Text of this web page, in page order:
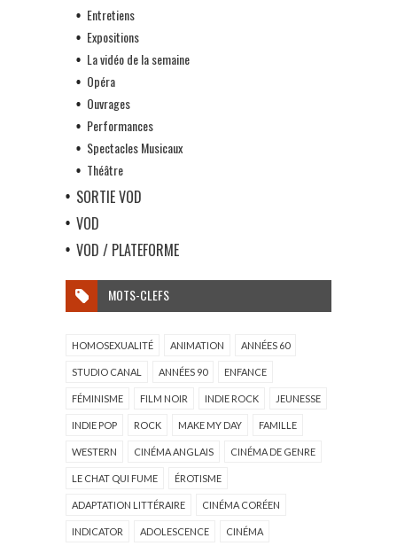
Entretiens
Expositions
La vidéo de la semaine
Opéra
Ouvrages
Performances
Spectacles Musicaux
Théâtre
SORTIE VOD
VOD
VOD / PLATEFORME
MOTS-CLEFS
HOMOSEXUALITÉ ANIMATION ANNÉES 60
STUDIO CANAL ANNÉES 90 ENFANCE
FÉMINISME FILM NOIR INDIE ROCK JEUNESSE
INDIE POP ROCK MAKE MY DAY FAMILLE
WESTERN CINÉMA ANGLAIS CINÉMA DE GENRE
LE CHAT QUI FUME ÉROTISME
ADAPTATION LITTÉRAIRE CINÉMA CORÉEN
INDICATOR ADOLESCENCE CINÉMA